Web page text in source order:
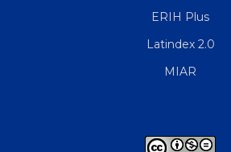
ERIH Plus
Latindex 2.0
MIAR